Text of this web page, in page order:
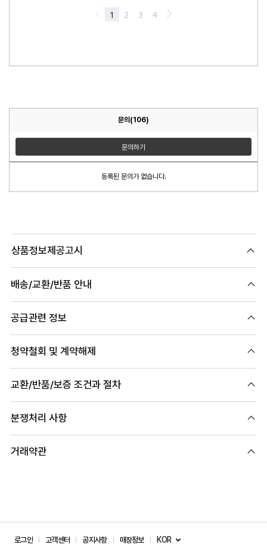
문의(106)
문의하기
등록된 문의가 없습니다.
상품정보제공고시
배송/교환/반품 안내
공급관련 정보
청약철회 및 계약해제
교환/반품/보증 조건과 절차
분쟁처리 사항
거래약관
로그인 고객센터 공지사항 매장정보 KOR